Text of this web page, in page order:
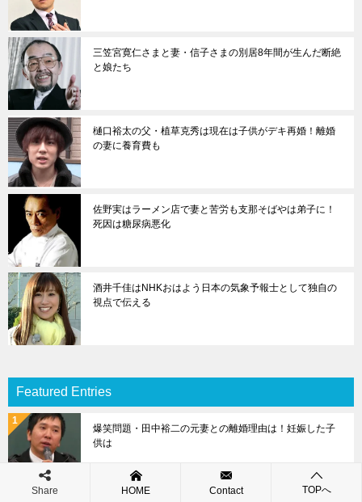
三笠宮寛仁さまと妻・信子さまの別居8年間が生んだ断絶
と娘たち
樋口裕太の父・植草克秀は現在は子供がデキ再婚！離婚
の妻に養育費も
佐野実はラーメン店で妻と苦労も支那そばやは弟子に！
死因は糖尿病悪化
酒井千佳はNHKおはよう日本の気象予報士として独自の
視点で伝える
Featured Entries
爆笑問題・田中裕二の元妻との離婚理由は！妊娠した子
供は
Share HOME Contact TOPへ